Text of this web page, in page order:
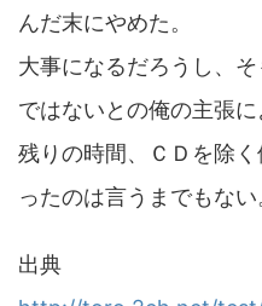
んだ末にやめた。
大事になるだろうし、
ではないとの俺の主張に
残りの時間、ＣＤを除
ったのは言うまでもない
出典